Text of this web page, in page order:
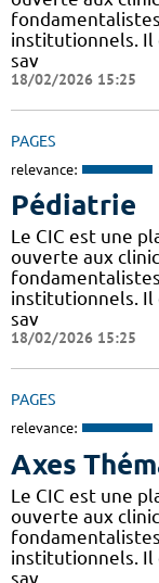
institutionnels. Il
sav
18/02/2026 15:25
PAGES
relevance:
Pédiatrie
Le CIC est une
ouverte aux
institutionnels. Il
sav
18/02/2026 15:25
PAGES
relevance:
Axes
Le CIC est une
ouverte aux
institutionnels. Il
sav